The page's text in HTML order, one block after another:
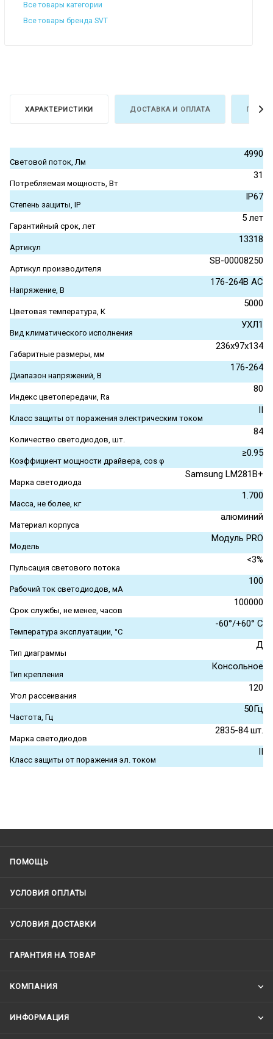
Все товары категории
Все товары бренда SVT
ХАРАКТЕРИСТИКИ ДОСТАВКА И ОПЛАТА
Световой поток, Лм
4990
Потребляемая мощность, Вт
31
Степень защиты, IP
IP67
Гарантийный срок, лет
5 лет
Артикул
13318
Артикул производителя
SB-00008250
Напряжение, В
176-264В АС
Цветовая температура, К
5000
Вид климатического исполнения
УХЛ1
Габаритные размеры, мм
236x97x134
Диапазон напряжений, В
176-264
Индекс цветопередачи, Ra
80
Класс защиты от поражения электрическим током
II
Количество светодиодов, шт.
84
Коэффициент мощности драйвера, cos φ
≥0.95
Марка светодиода
Samsung LM281B+
Масса, не более, кг
1.700
Материал корпуса
алюминий
Модель
Модуль PRO
Пульсация светового потока
<3%
Рабочий ток светодиодов, мА
100
Срок службы, не менее, часов
100000
Температура эксплуатации, °С
-60°/+60° С
Тип диаграммы
Д
Тип крепления
Консольное
Угол рассеивания
120
Частота, Гц
50Гц
Марка светодиодов
2835-84 шт.
Класс защиты от поражения эл. током
II
ПОМОЩЬ
УСЛОВИЯ ОПЛАТЫ
УСЛОВИЯ ДОСТАВКИ
ГАРАНТИЯ НА ТОВАР
КОМПАНИЯ
ИНФОРМАЦИЯ